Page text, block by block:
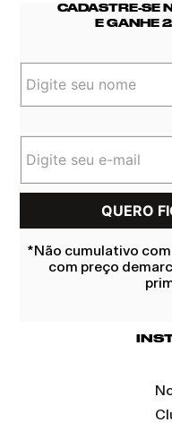
CADASTRE-SE
E GANHE
*Não cumulativo
com preço